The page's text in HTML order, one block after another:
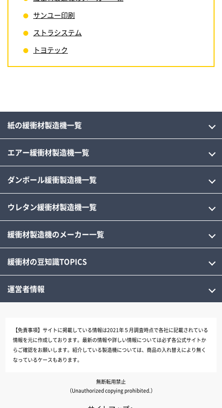
サンユー印刷
ストラシステム
トヨテック
紙の緩衝材製造機一覧
エアー緩衝材製造機一覧
ダンボール緩衝製造機一覧
ウレタン緩衝材製造機一覧
緩衝材製造機のメーカー一覧
緩衝材の豆知識TOPICS
運営者情報
【免責事項】サイトに掲載している情報は2021年５月調査時点で各社に記載されている
情報を元に作成しております。最新の情報や詳しい情報については必ず各公式サイトか
らご確認をお願いします。紹介している製造機については、商品の入れ替えにより無く
なっているケースもあります。
無断転用禁止
（Unauthorized copying prohibited.）